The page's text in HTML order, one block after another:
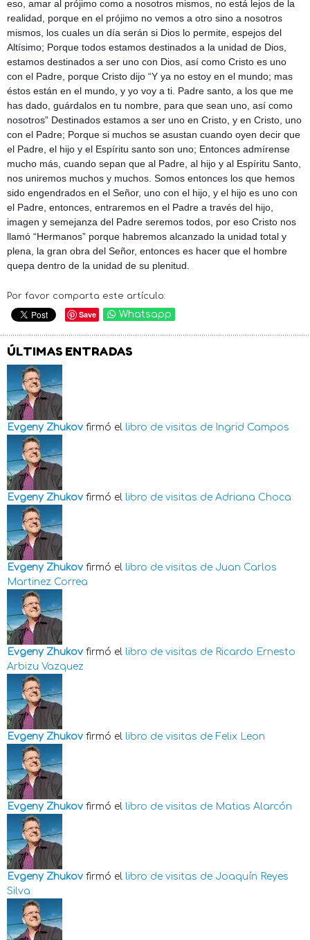
eso, amar al prójimo como a nosotros mismos, no está lejos de la
realidad, porque en el prójimo no vemos a otro sino a nosotros
mismos, los cuales un día serán si Dios lo permite, espejos del
Altísimo; Porque todos estamos destinados a la unidad de Dios,
estamos destinados a ser uno con Dios, así como Cristo es uno
con el Padre, porque Cristo dijo “Y ya no estoy en el mundo; mas
éstos están en el mundo, y yo voy a ti. Padre santo, a los que me
has dado, guárdalos en tu nombre, para que sean uno, así como
nosotros” Destinados estamos a ser uno en Cristo, y en Cristo, uno
con el Padre; Porque si muchos se asustan cuando oyen decir que
el Padre, el hijo y el Espíritu santo son uno; Entonces admírense
mucho más, cuando sepan que al Padre, al hijo y al Espíritu Santo,
nos uniremos muchos y muchos. Somos entonces los que hemos
sido engendrados en el Señor, uno con el hijo, y el hijo es uno con
el Padre, entonces, entraremos en el Padre a través del hijo,
imagen y semejanza del Padre seremos todos, por eso Cristo nos
llamó “Hermanos” porque habremos alcanzado la unidad total y
plena, la gran obra del Señor, entonces es hacer que el hombre
quepa dentro de la unidad de su plenitud.
Por favor comparta este artículo:
Save Whatsapp
ÚLTIMAS ENTRADAS
Evgeny Zhukov firmó el libro de visitas de Ingrid Campos
Evgeny Zhukov firmó el libro de visitas de Adriana Choca
Evgeny Zhukov firmó el libro de visitas de Juan Carlos
Martinez Correa
Evgeny Zhukov firmó el libro de visitas de Ricardo Ernesto
Arbizu Vazquez
Evgeny Zhukov firmó el libro de visitas de Felix Leon
Evgeny Zhukov firmó el libro de visitas de Matias Alarcón
Evgeny Zhukov firmó el libro de visitas de Joaquín Reyes
Silva